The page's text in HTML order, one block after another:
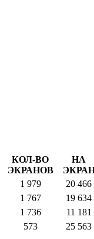
КОЛ-ВО
ЭКРАНОВ
НА
1 979 20 466
1 767 19 634
1 736 11 181
573 25 563